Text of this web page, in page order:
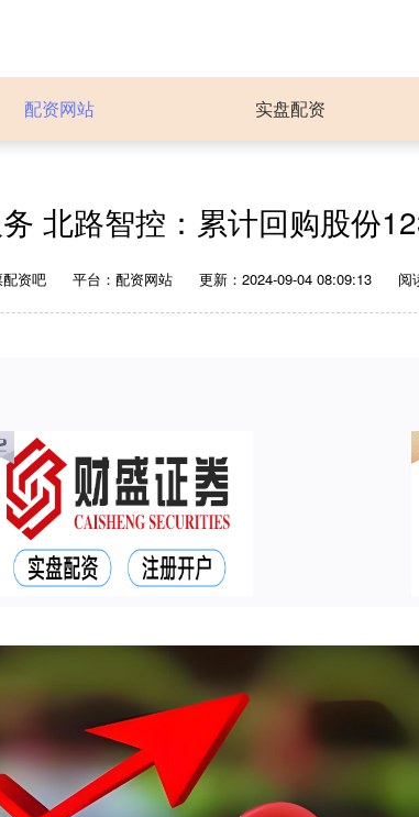
配资网站 实盘配资
北路智控：累计回购股份
资吧 平台：配资网站 更新：2024-09-04 08:09:13 阅